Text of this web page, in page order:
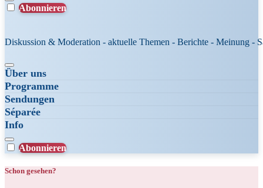
Abonnieren
Diskussion & Moderation - aktuelle Themen - Berichte - Meinung -
Über uns
Programme
Sendungen
Séparée
Info
Abonnieren
Schon gesehen?